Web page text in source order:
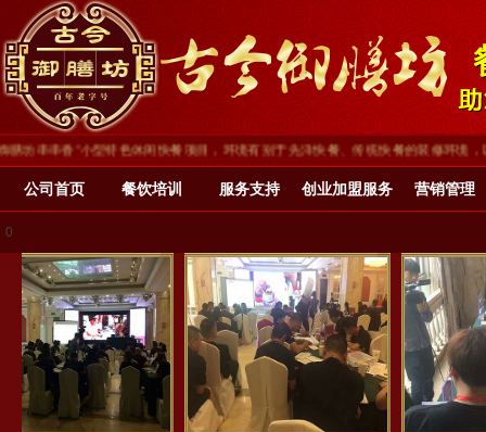
串串香”小型特色休闲快餐项目，环境有别于先洋快餐、传统快餐的装修环境，以
公司首页 餐饮培训 服务支持 创业加盟服务 营销管理
0